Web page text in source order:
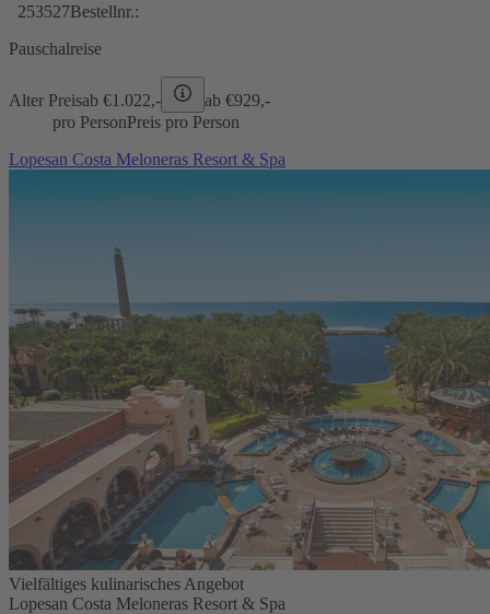
253527Bestellnr.:
Pauschalreise
Alter Preisab €1.022,- ab €929,-
pro PersonPreis pro Person
Lopesan Costa Meloneras Resort & Spa
Vielfältiges kulinarisches Angebot
Lopesan Costa Meloneras Resort & Spa